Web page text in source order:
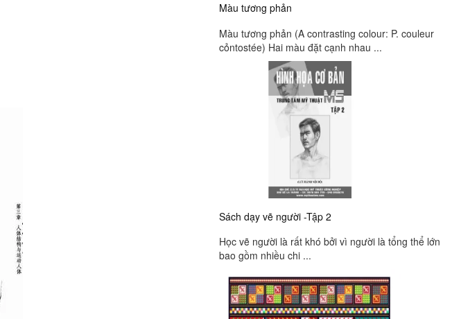
Màu tương phản
Màu tương phản (A contrasting colour: P. couleur
cỏntostée) Hai màu đặt cạnh nhau ...
Sách dạy vẽ người -Tập 2
Học vẽ người là rất khó bởi vì người là tổng thể lớn
bao gồm nhiều chi ...